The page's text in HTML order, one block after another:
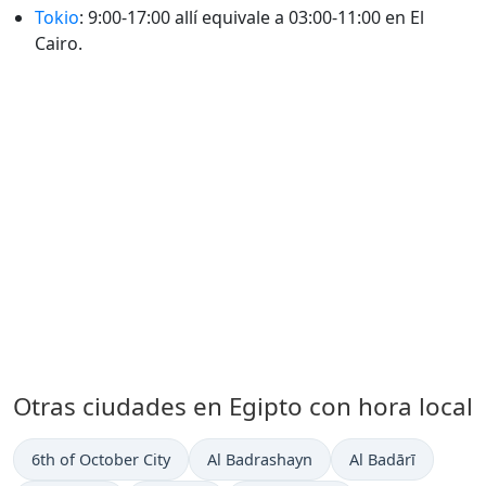
Tokio: 9:00-17:00 allí equivale a 03:00-11:00 en El
Cairo.
Otras ciudades en Egipto con hora local
Hora actual en
6th of October City Hora actual en
Al Badrashayn Hora actual en
Al Badārī